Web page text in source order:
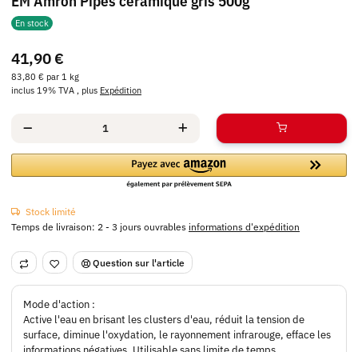
En stock
41,90 €
83,80 € par 1 kg
inclus 19% TVA , plus Expédition
Stock limité
Temps de livraison: 2 - 3 jours ouvrables informations d'expédition
Question sur l'article
Mode d'action :
Active l'eau en brisant les clusters d'eau, réduit la tension de
surface, diminue l'oxydation, le rayonnement infrarouge, efface les